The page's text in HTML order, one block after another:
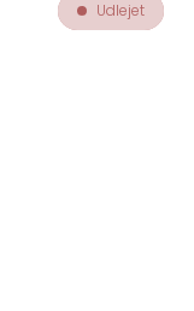
Udlejet